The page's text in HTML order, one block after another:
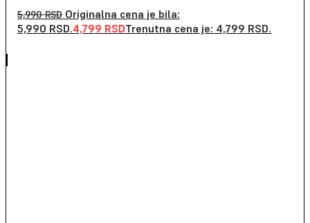
5,990RSD Originalna cena je bila:
5,990 RSD.4,799 RSDTrenutna cena je: 4,799 RSD.